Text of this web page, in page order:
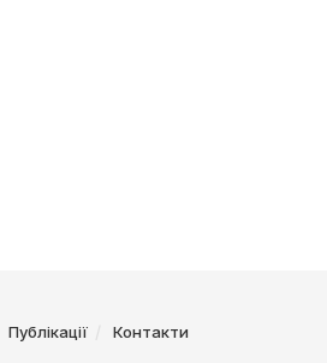
Публікації Контакти